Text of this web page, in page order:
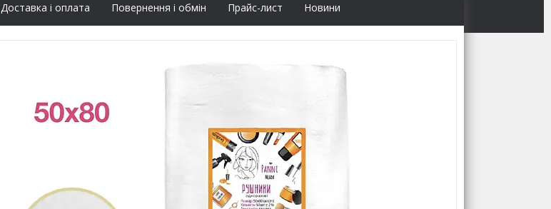
Доставка і оплата Повернення і обмін Прайс-лист Новини